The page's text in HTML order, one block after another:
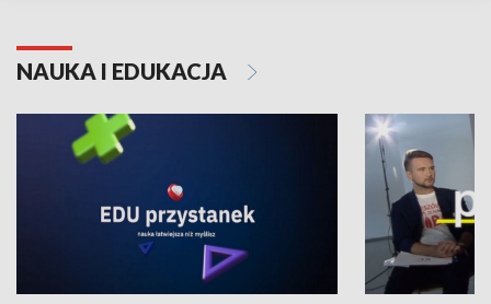
NAUKA I EDUKACJA